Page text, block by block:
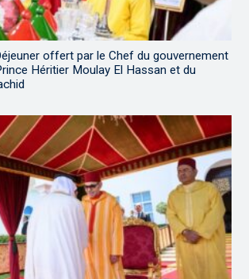
offert par le Chef du gouvernement
Héritier Moulay El Hassan et du